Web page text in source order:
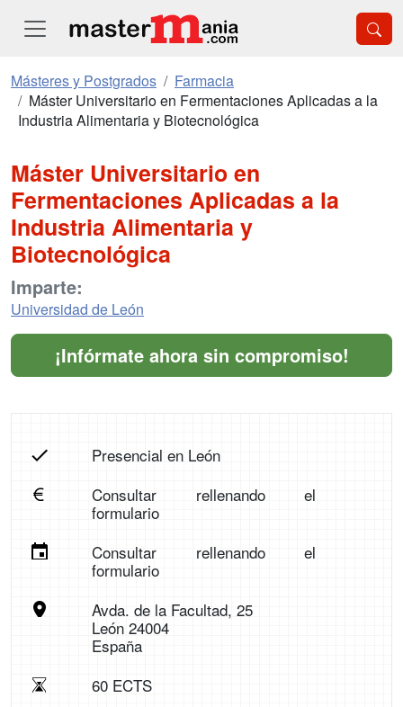
Másteres y Postgrados
Farmacia
Máster Universitario en Fermentaciones Aplicadas a la
Industria Alimentaria y Biotecnológica
Máster Universitario en
Fermentaciones Aplicadas a la
Industria Alimentaria y
Biotecnológica
Imparte:
Universidad de León
¡Infórmate ahora sin compromiso!
Presencial en León
Consultar rellenando el
formulario
Consultar rellenando el
formulario
Avda. de la Facultad, 25
León 24004
España
60 ECTS